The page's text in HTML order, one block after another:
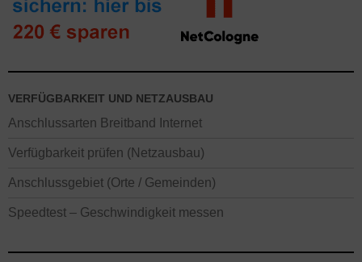
VERFÜGBARKEIT UND NETZAUSBAU
Anschlussarten Breitband Internet
Verfügbarkeit prüfen (Netzausbau)
Anschlussgebiet (Orte / Gemeinden)
Speedtest – Geschwindigkeit messen